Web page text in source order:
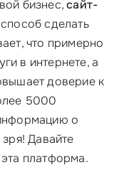
бизнес,сайт-
сделать
что примерно
в интернете, а
доверие к
5000
о
зря! Давайте
платформа.